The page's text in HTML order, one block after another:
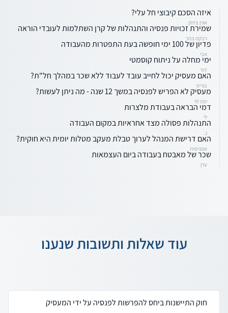
איזה הסכם קיבוצי חל עלי?
אורן צדוק
שמירת זכויות פנסיה והתנהלות של קרן השתלמות לעובדי הוראה
רבקה בהר
פדיון של 100 ימי חופשה בעת התפטרות מהעבודה
אבי
ימי מחלה על ניתוח קוסמטי
דוד
האם מעסיק יכול לחייב עובד לעבוד ללא שכר במהלך חל"ת?
בוריס
מעסיק לא הפריש לפנסיה במשך 12 שנה - מה ניתן לעשות?
יפה לוי
דמי הבראה בעבודת מלצרות
לי
התנהלות פסולה מצד אחראיות במקום העבודה
נ.
האם דרישת המנהל לערוך טבלת מעקב מטלות יומית היא חוקית?
אנונימית
שכר של מאבטח בעבודה ביום העצמאות
ערן
עוד שאלות ותשובות שנענו
חוק התיישנות ביחס להפרשות לפנסיה על ידי המעסיק